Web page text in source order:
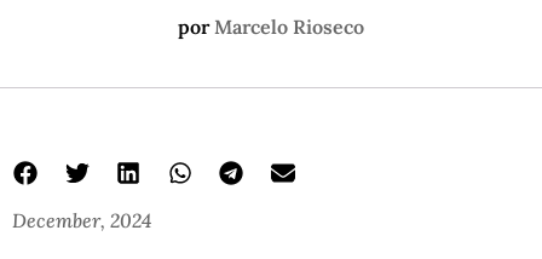
por Marcelo Rioseco
December, 2024